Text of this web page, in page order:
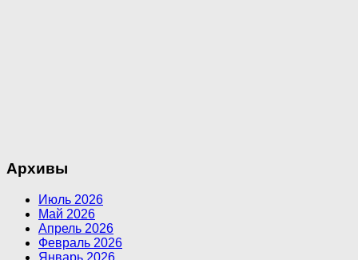
Архивы
Июль 2026
Май 2026
Апрель 2026
Февраль 2026
Январь 2026